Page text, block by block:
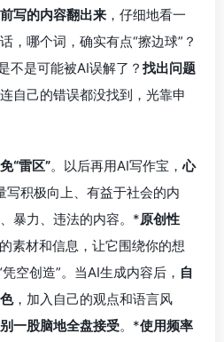
写的内容翻出来 ，仔细地看一
，哪个词，确实有点“擦边球”？
不是可能被AI误解了？ 找出问题
自己的错误都没找到，光靠申
“雷区”。以后再用AI写作宝，心
写积极向上、有益于社会的内
暴力、违法的内容。*原创性
素材和信息，让它围绕你的想
空创造”。当AI生成内容后， 自
，加入自己的观点和语言风
别一股脑地全盘接受。*使用频率